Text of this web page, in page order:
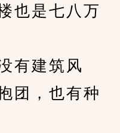
也是七八万
建筑风
团，也有种